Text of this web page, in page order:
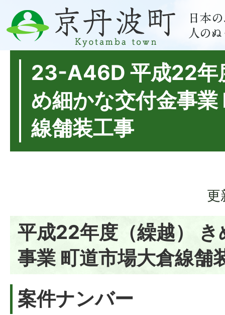
23-A46D 平成22年
め細かな交付金事業
線舗装工事
更
平成22年度（繰越）
事業 町道市場大倉線舗
案件ナンバー